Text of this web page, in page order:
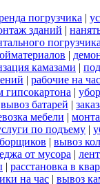
погрузчика |
зданий |
погрузчика
|
камазами |
| рабочие на час
гипсокартона |
вывоз батарей |
мебели |
по подъему |
| вывоз
от мусора |
| расстановка в
на час | вывоз